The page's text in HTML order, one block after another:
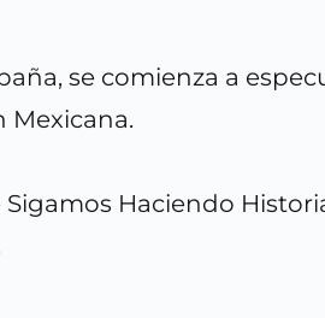
se comienza a
Mexicana.
Haciendo